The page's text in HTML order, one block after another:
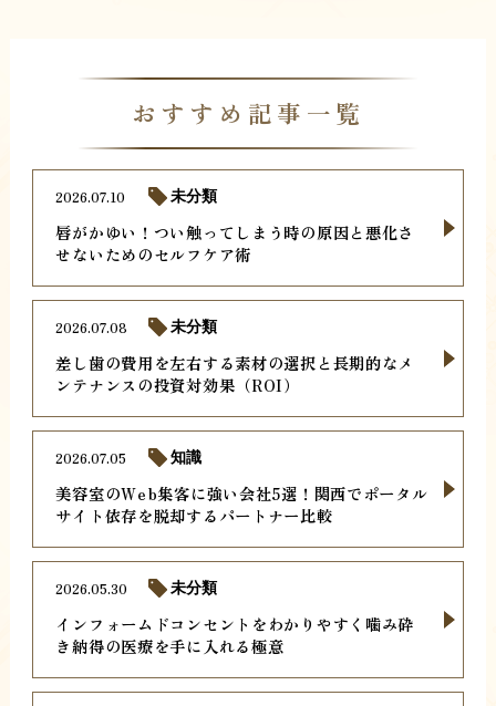
おすすめ記事一覧
唇がかゆい！つい触ってしまう時の原因と悪化さ
せないためのセルフケア術
2026.07.10 未分類
差し歯の費用を左右する素材の選択と長期的なメ
ンテナンスの投資対効果（ROI）
2026.07.08 未分類
美容室のWeb集客に強い会社5選！関西でポータル
サイト依存を脱却するパートナー比較
2026.07.05 知識
インフォームドコンセントをわかりやすく噛み砕
き納得の医療を手に入れる極意
2026.05.30 未分類